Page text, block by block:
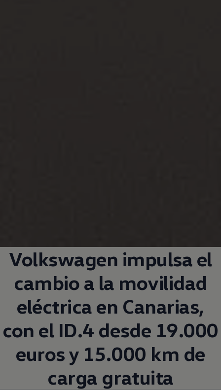
Volkswagen impulsa el
cambio a la movilidad
eléctrica en Canarias,
con el ID.4 desde 19.000
euros y 15.000 km de
carga gratuita